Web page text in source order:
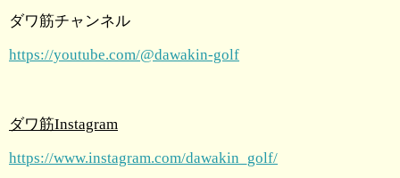
ダワ筋チャンネル
https://youtube.com/@dawakin-golf
ダワ筋Instagram
https://www.instagram.com/dawakin_golf/